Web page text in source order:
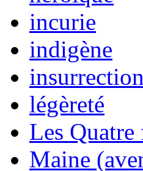
incu­rie
indigène
insurrection
légèreté
Les
Maine